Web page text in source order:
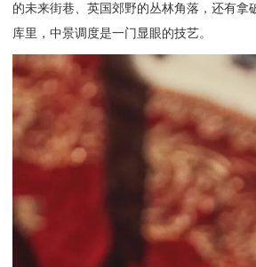
的未来街巷、英国郊野的丛林角落，还有
库里，中景调度是一门显眼的技艺。